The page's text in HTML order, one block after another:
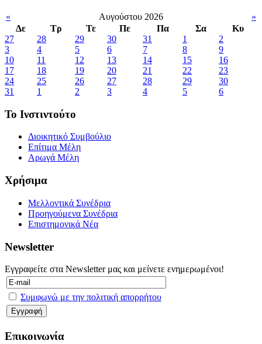
« Αυγούστου 2026
»
Δε
Τρ Τε Πε Πα Σα
Κυ
27
28 29 30 31 1
2
3
4 5 6 7 8
9
10
11 12 13 14 15
16
17
18 19 20 21 22
23
24
25 26 27 28 29
30
31
1 2 3 4 5 6
Το Ινστιντούτο
Διοικητικό Συμβούλιο
Επίτιμα Μέλη
Αρωγά Μέλη
Χρήσιμα
Μελλοντικά Συνέδρια
Προηγούμενα Συνέδρια
Επιστημονικά Νέα
Newsletter
Εγγραφείτε στα Newsletter μας και μείνετε ενημερωμένοι!
Συμφωνώ με την πολιτική απορρήτου
Επικοινωνία